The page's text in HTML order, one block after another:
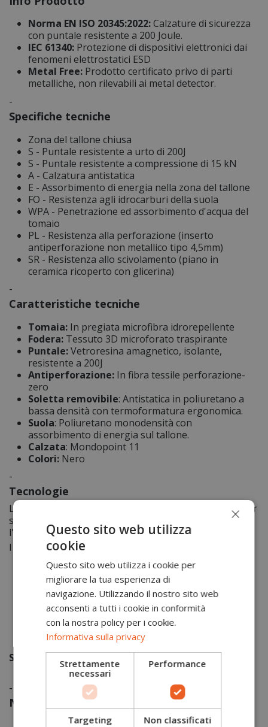
Norma EN ISO 20345:2022:Calzature di sicurezza
con puntale resistente a 200 Joule.
IEC 61340: Protezione di dispositivi elettronici dai
fenomeni elettrostatici ESD
Metal Free: Prodotto certificato privo di parti
metalliche, non rilevabili ai metal detector.
-
Specifiche tecniche
Zona del tallone chiusa
S - Puntale resistente a urto di 200J
S - Puntale resistente a compressione di 15 kN
A - Calzatura antistatica
E - Assorbimento di energia nella zona del tallone
FO - Resistenza agli idrocarburi della suola
WPA - Penetrazione ed assorbimento d'acqua del
tomaio
PL - Resistenza alla perforazione (inserto
antiperforazione non metallico tipo 4,5mm)
SR - Resistenza allo scivolamento (piano in
ceramica ricoperto con glicerina)
-
Caratteristiche tecniche
Tomaia: In pregiata microfibra idrorepellente
Fodera: Tessuto 3D microforato traspirante
Puntale:Vetroresina amagnetico, isolante,
resistente a 200J
Antiperforazione: In fibra tessile perforazione-
zero
Soletta removibile: Antistatica in poliuretano a
bassa densità con termoformatura ergonomica.
Suola: Poliuretano monodensità con
assorbimento di energia sul tallone.
Calzata: Mondopoint 11
Colori: Nero
-
Tecnologie
Le calzature Sparco utilizzano le migliori tecnologie per
suole e intersuole diminuendo le sollecitazioni per
l'utilizzatore restituendo oltre il 70% di energia.
I vantaggi per gli utilizzatori sono:
minore stanchezza a fine giornata migliorando
cosi riflessi e attenzione ai pericoli di scivolamento
o inciampo
minore sforzo nella deambulazione
maggiore rilassamento muscolare
minore sollecitazione a schiena e colonna
vertebrale
Suola RUN FLEX
-
Norme/Certificazioni
×
Questo sito web utilizza
cookie
Questo sito web utilizza i cookie per
migliorare la tua esperienza di
navigazione. Utilizzando il nostro sito web
acconsenti a tutti i cookie in conformità
con la nostra policy per i cookie.
Informativa sulla privacy
Strettamente
necessari
Performance
Targeting Non classificati